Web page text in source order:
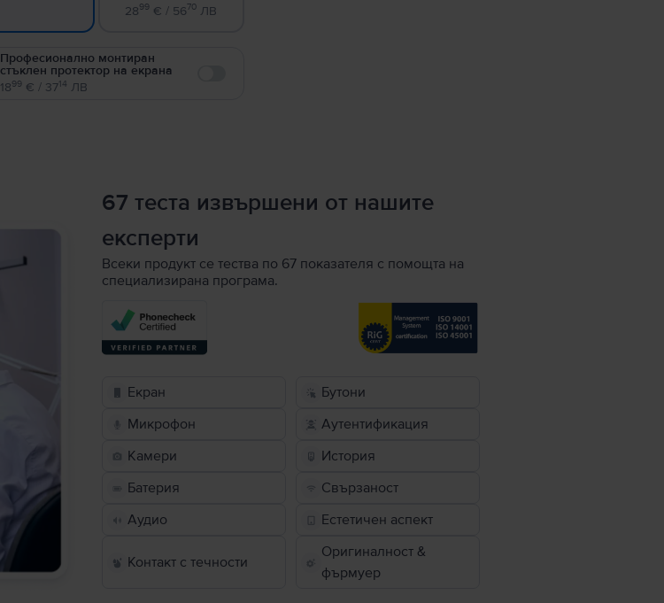
2899 € / 5670 ЛВ
Професионално монтиран
стъклен протектор на екрана
1899 € / 3714 ЛВ
67 теста извършени от нашите
експерти
Всеки продукт се тества по 67 показателя с помощта на
специализирана програма.
Екран
Бутони
Микрофон
Аутентификация
Камери
История
Батерия
Свързаност
Аудио
Естетичен аспект
Контакт с течности
Оригиналност &
фърмуер